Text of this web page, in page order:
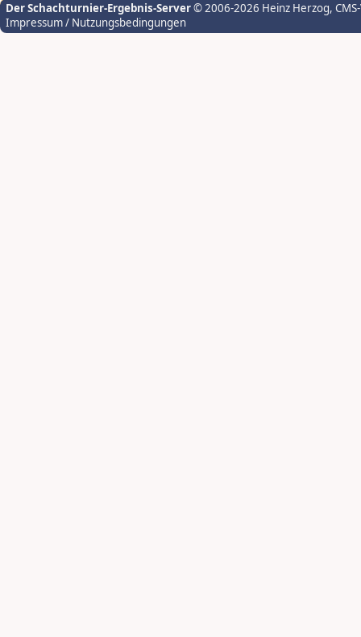
Der Schachturnier-Ergebnis-Server© 2006-2026 Heinz Herzog,
Impressum / Nutzungsbedingungen